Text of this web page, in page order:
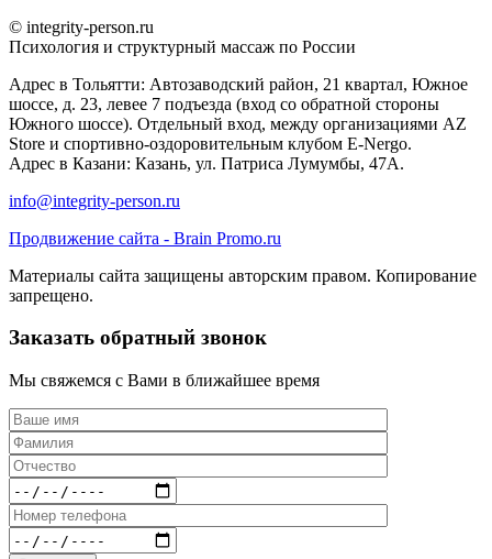
© integrity-person.ru
Психология и структурный массаж по России
Адрес в Тольятти: Автозаводский район, 21 квартал, Южное
шоссе, д. 23, левее 7 подъезда (вход со обратной стороны
Южного шоссе). Отдельный вход, между организациями AZ
Store и спортивно-оздоровительным клубом E-Nergo.
Адрес в Казани: Казань, ул. Патриса Лумумбы, 47А.
info@integrity-person.ru
Продвижение сайта - Brain Promo.ru
Материалы сайта защищены авторским правом. Копирование
запрещено.
Заказать обратный звонок
Мы свяжемся с Вами в ближайшее время